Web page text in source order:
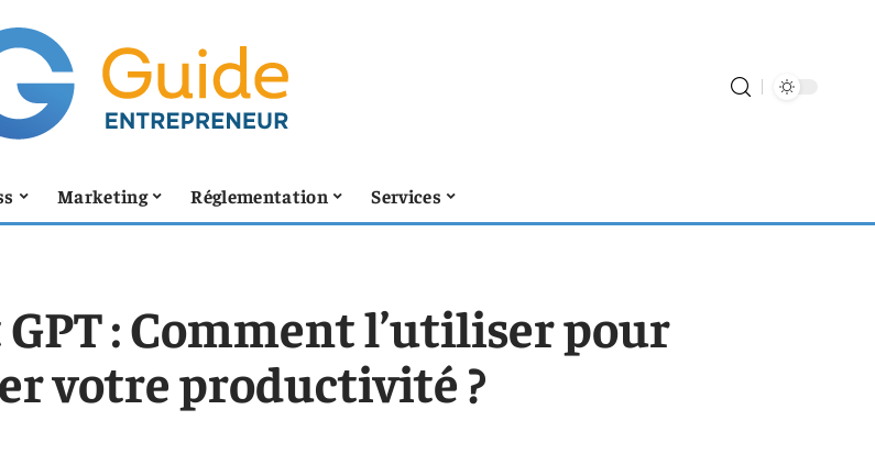
Marketing Réglementation Services
: Comment l’utiliser pour
votre productivité ?